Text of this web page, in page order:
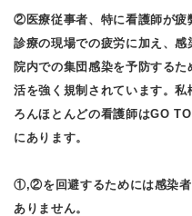
②医療従事者、特に看護師が疲
診療の現場での疲労に加え、
院内での集団感染を予防する
活を強く規制されています。
ろんほとんどの看護師はGO
にあります。
①,②を回避するためには感染者
ありません。